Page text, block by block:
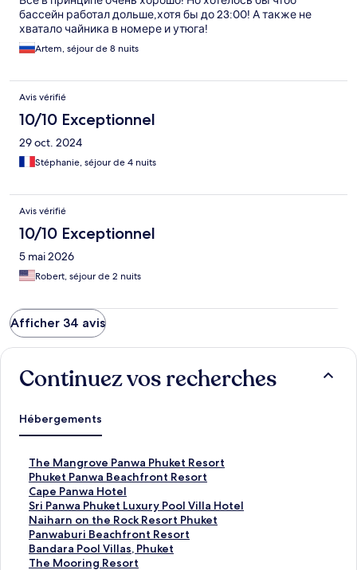
бассейн работал дольше,хотя бы до 23:00! А также не
хватало чайника в номере и утюга!
Artem, séjour de 8 nuits
Avis vérifié
10/10 Exceptionnel
29 oct. 2024
Stéphanie, séjour de 4 nuits
Avis vérifié
10/10 Exceptionnel
5 mai 2026
Robert, séjour de 2 nuits
Afficher 34 avis
Continuez vos recherches
Hébergements
The Mangrove Panwa Phuket Resort
L
i
e
n
o
u
v
r
Phuket Panwa Beachfront Resort
L
i
e
n
o
u
v
Cape Panwa Hotel
L
i
e
n
o
u
Sri Panwa Phuket Luxury Pool Villa Hotel
L
i
e
n
o
Naiharn on the Rock Resort Phuket
L
i
e
n
Panwaburi Beachfront Resort
L
i
e
Bandara Pool Villas, Phuket
L
iThe Mooring Resort
L